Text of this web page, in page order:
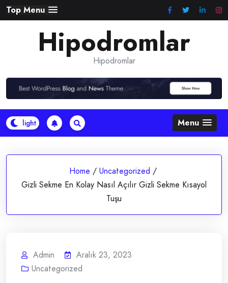
Skip
to
Top Menu
Hipodromlar
Hipodromlar
Menu
Home / Uncategorized /
Gizli Sekme En Kolay Nasıl Açılır Gizli Sekme Kısayol
Tuşu
Admin
Aralık 23, 2023
Uncategorized